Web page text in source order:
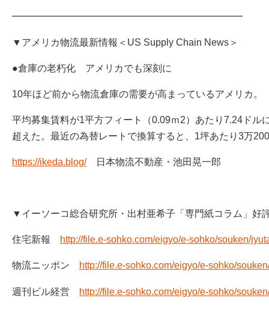
━━━━━━━━━━━━━━━━━━━━━━━━
▼アメリカ物流最新情報＜US Supply Chain News＞
●倉庫の老朽化 アメリカでも深刻に
10年ほど前から物流倉庫の需要が高まっているアメリカ。
平均募集賃料が1平方フィート（0.09ｍ2）あたり7.24ドル
超えた。最近の為替レートで換算すると、1坪あたり3万
https://ikeda.blog/日本物流不動産・池田晃一郎
▼イーソーコ総合研究所・出村亜希子「専門紙コラム」好
住宅新報 http://file.e-sohko.com/eigyo/e-sohko/souken/
物流ニッポン http://file.e-sohko.com/eigyo/e-sohko/
週刊ビル経営 http://file.e-sohko.com/eigyo/e-sohko/